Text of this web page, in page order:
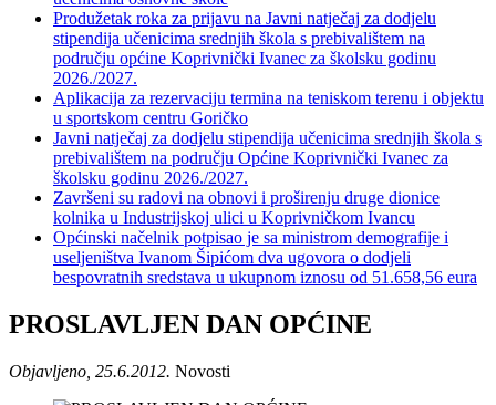
Produžetak roka za prijavu na Javni natječaj za dodjelu
stipendija učenicima srednjih škola s prebivalištem na
području općine Koprivnički Ivanec za školsku godinu
2026./2027.
Aplikacija za rezervaciju termina na teniskom terenu i objektu
u sportskom centru Goričko
Javni natječaj za dodjelu stipendija učenicima srednjih škola s
prebivalištem na području Općine Koprivnički Ivanec za
školsku godinu 2026./2027.
Završeni su radovi na obnovi i proširenju druge dionice
kolnika u Industrijskoj ulici u Koprivničkom Ivancu
Općinski načelnik potpisao je sa ministrom demografije i
useljeništva Ivanom Šipićom dva ugovora o dodjeli
bespovratnih sredstava u ukupnom iznosu od 51.658,56 eura
PROSLAVLJEN DAN OPĆINE
Objavljeno, 25.6.2012. Novosti